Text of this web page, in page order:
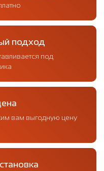
подход
под
вам выгодную цену